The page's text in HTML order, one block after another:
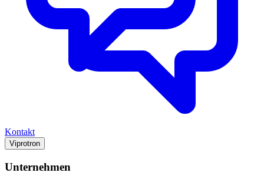
Kontakt
Viprotron
Unternehmen